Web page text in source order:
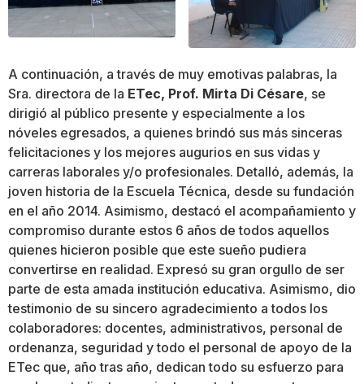
A continuación, a través de muy emotivas palabras, la
Sra. directora de la ETec, Prof. Mirta Di Césare, se
dirigió al público presente y especialmente a los
nóveles egresados, a quienes brindó sus más sinceras
felicitaciones y los mejores augurios en sus vidas y
carreras laborales y/o profesionales. Detalló, además, la
joven historia de la Escuela Técnica, desde su fundación
en el año 2014. Asimismo, destacó el acompañamiento y
compromiso durante estos 6 años de todos aquellos
quienes hicieron posible que este sueño pudiera
convertirse en realidad. Expresó su gran orgullo de ser
parte de esta amada institución educativa. Asimismo, dio
testimonio de su sincero agradecimiento a todos los
colaboradores: docentes, administrativos, personal de
ordenanza, seguridad y todo el personal de apoyo de la
ETec que, año tras año, dedican todo su esfuerzo para